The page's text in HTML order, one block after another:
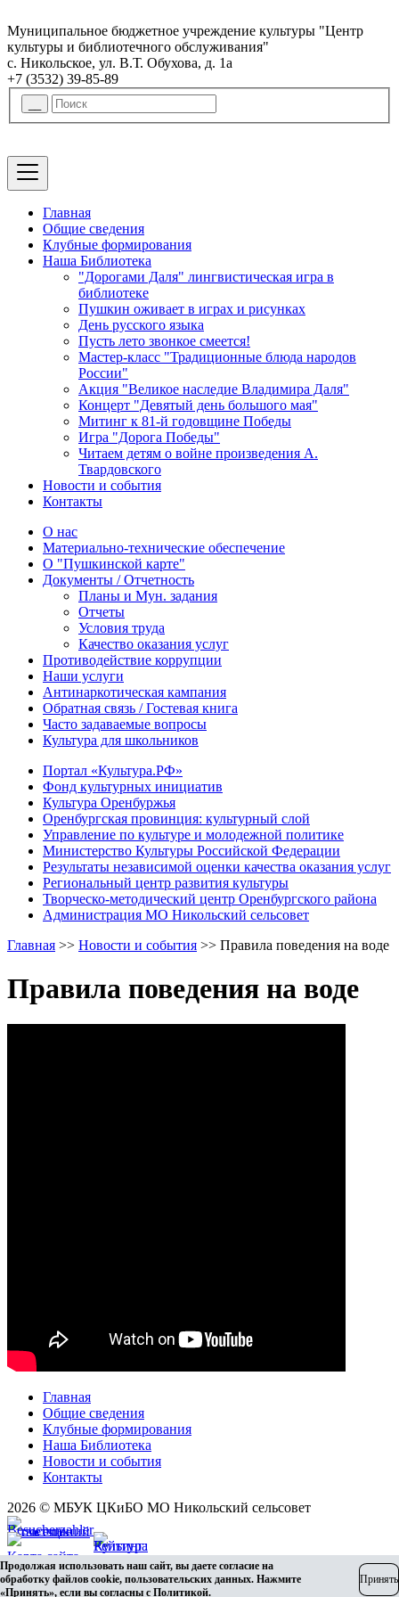
Муниципальное бюджетное учреждение культуры "Центр
культуры и библиотечного обслуживания"
с. Никольское, ул. В.Т. Обухова, д. 1а
+7 (3532) 39-85-89
Главная
Общие сведения
Клубные формирования
Наша Библиотека
"Дорогами Даля" лингвистическая игра в
библиотеке
Пушкин оживает в играх и рисунках
День русского языка
Пусть лето звонкое смеется!
Мастер-класс "Традиционные блюда народов
России"
Акция "Великое наследие Владимира Даля"
Концерт "Девятый день большого мая"
Митинг к 81-й годовщине Победы
Игра "Дорога Победы"
Читаем детям о войне произведения А.
Твардовского
Новости и события
Контакты
О нас
Материально-технические обеспечение
О "Пушкинской карте"
Документы / Отчетность
Планы и Мун. задания
Отчеты
Условия труда
Качество оказания услуг
Противодействие коррупции
Наши услуги
Антинаркотическая кампания
Обратная связь / Гостевая книга
Часто задаваемые вопросы
Культура для школьников
Портал «Культура.РФ»
Фонд культурных инициатив
Культура Оренбуржья
Оренбургская провинция: культурный слой
Управление по культуре и молодежной политике
Министерство Культуры Российской Федерации
Результаты независимой оценки качества оказания услуг
Региональный центр развития культуры
Творческо-методический центр Оренбургского района
Администрация МО Никольский сельсовет
Главная >> Новости и события >> Правила поведения на воде
Правила поведения на воде
Главная
Общие сведения
Клубные формирования
Наша Библиотека
Новости и события
Контакты
2026 © МБУК ЦКиБО МО Никольский сельсовет
Карта сайта
Разработка сайта
Продолжая использовать наш сайт, вы даете согласие на
обработку файлов cookie, пользовательских данных. Нажмите
«Принять», если вы согласны с Политикой.
Принять